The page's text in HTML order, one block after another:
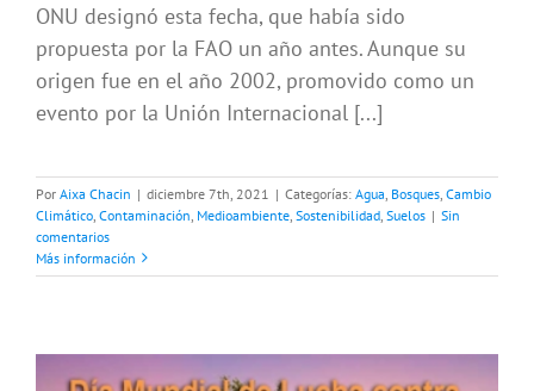
ONU designó esta fecha, que había sido
propuesta por la FAO un año antes. Aunque su
origen fue en el año 2002, promovido como un
evento por la Unión Internacional [...]
Por Aixa Chacin | diciembre 7th, 2021 | Categorías: Agua Bosques Cambio
Climático Contaminación Medioambiente Sostenibilidad Suelos | Sin
comentarios
Más información